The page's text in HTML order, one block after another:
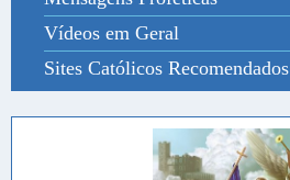
Vídeos em Geral
Sites Católicos Recomendados